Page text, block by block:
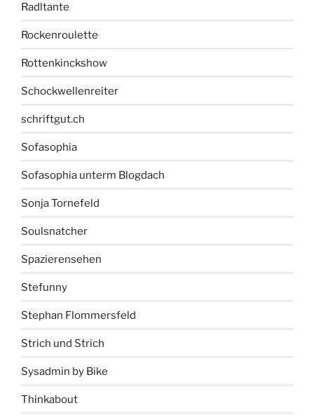
Radltante
Rockenroulette
Rottenkinckshow
Schockwellenreiter
schriftgut.ch
Sofasophia
Sofasophia unterm Blogdach
Sonja Tornefeld
Soulsnatcher
Spazierensehen
Stefunny
Stephan Flommersfeld
Strich und Strich
Sysadmin by Bike
Thinkabout